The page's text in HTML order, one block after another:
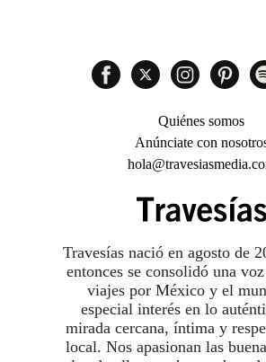
Travesías nació en agosto de
entonces se consolidó una
viajes por México y el
especial interés en lo
mirada cercana, íntima y
local. Nos apasionan las
Quiénes somos
Anúnciate con